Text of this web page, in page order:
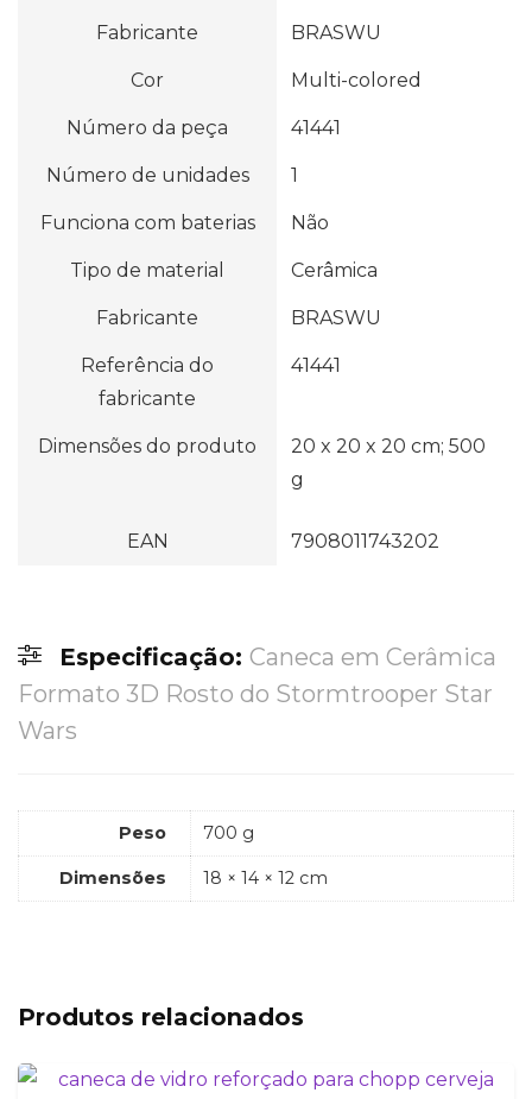
Fabricante ‎BRASWU
Cor ‎Multi-colored
Número da peça ‎41441
Número de unidades ‎1
Funciona com baterias ‎Não
Tipo de material ‎Cerâmica
Fabricante ‎BRASWU
Referência do
fabricante
‎41441
Dimensões do produto
‎20 x 20 x 20 cm; 500
g
EAN ‎7908011743202
Especificação: Caneca em Cerâmica
Formato 3D Rosto do Stormtrooper Star
Wars
Peso 700 g
Dimensões 18 × 14 × 12 cm
Produtos relacionados